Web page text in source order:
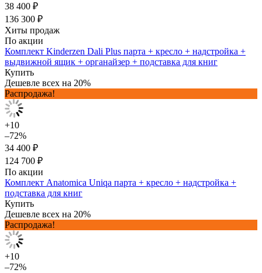
38 400 ₽
136 300 ₽
Хиты продаж
По акции
Комплект Kinderzen Dali Plus парта + кресло + надстройка +
выдвижной ящик + органайзер + подставка для книг
Купить
Дешевле всех на 20%
Распродажа!
+10
–72%
34 400 ₽
124 700 ₽
По акции
Комплект Anatomica Uniqa парта + кресло + надстройка +
подставка для книг
Купить
Дешевле всех на 20%
Распродажа!
+10
–72%